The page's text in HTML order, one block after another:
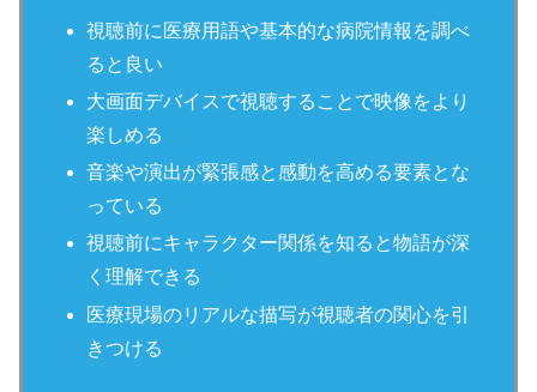
視聴前に医療用語や基本的な病院情報を調べ
ると良い
大画面デバイスで視聴することで映像をより
楽しめる
音楽や演出が緊張感と感動を高める要素とな
っている
視聴前にキャラクター関係を知ると物語が深
く理解できる
医療現場のリアルな描写が視聴者の関心を引
きつける